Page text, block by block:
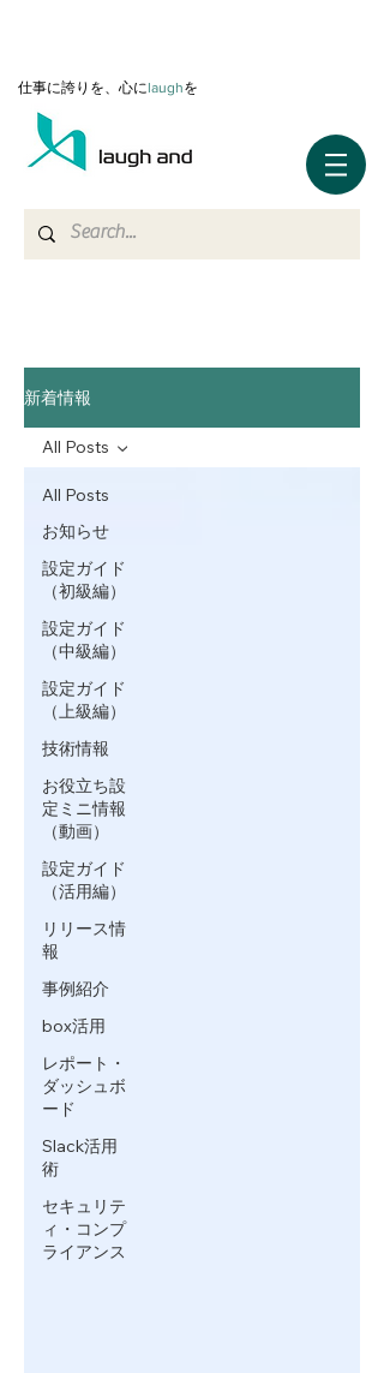
仕事に誇りを、心にlaughを
新着情報
All Posts
お知らせ
設定ガイド
（初級編）
設定ガイド
（中級編）
設定ガイド
（上級編）
技術情報
お役立ち設
定ミニ情報
（動画）
設定ガイド
（活用編）
リリース情
報
事例紹介
box活用
レポート・
ダッシュボ
ード
Slack活用
術
セキュリテ
ィ・コンプ
ライアンス
All Posts